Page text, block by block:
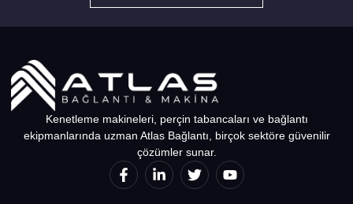
Kenetleme makineleri, perçin tabancaları ve bağlantı
ekipmanlarında uzman Atlas Bağlantı, birçok sektöre güvenilir
çözümler sunar.